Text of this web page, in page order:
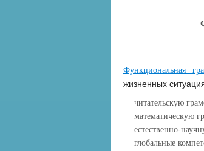
Функциональная
жизненных
читательскую
математическую
естественно-
глобальные